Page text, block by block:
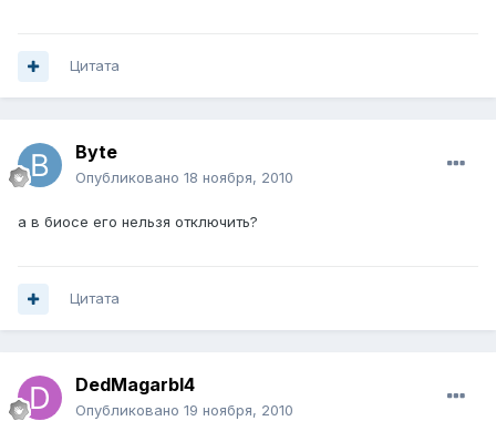
Цитата
Byte
Опубликовано 18 ноября, 2010
а в биосе его нельзя отключить?
Цитата
DedMagarbI4
Опубликовано 19 ноября, 2010